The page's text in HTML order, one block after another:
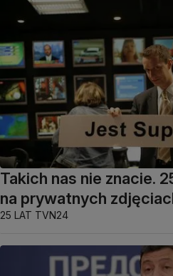
Takich nas nie znacie.
na prywatnych
25 LAT TVN24